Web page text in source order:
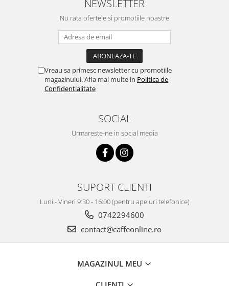
NEWSLETTER
Nu rata ofertele si promotiile noastre
Vreau sa primesc newsletter cu promotiile
magazinului. Afla mai multe in Politica de
Confidentialitate
SOCIAL
Urmareste-ne in social media
SUPORT CLIENTI
Luni - Vineri 9:30 - 16:00 (pentru apeluri telefonice)
0742294600
contact@caffeonline.ro
MAGAZINUL MEU